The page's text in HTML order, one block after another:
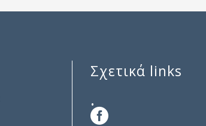
Σχετικά links
.